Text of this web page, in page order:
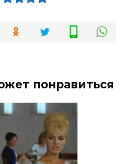
понравиться